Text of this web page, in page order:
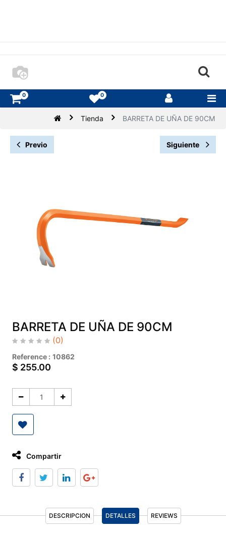
0 0
Tienda BARRETA DE UÑA DE 90CM
Previo Siguiente
BARRETA DE UÑA DE 90CM
(0)
Reference : 10862
$ 255.00
Compartir
DESCRIPCION DETALLES REVIEWS